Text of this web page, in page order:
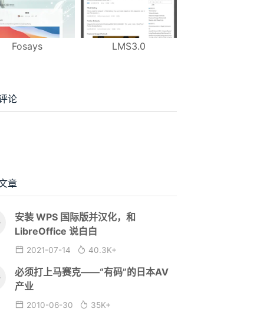
Fosays LMS3.0
论
章
安装 WPS 国际版并汉化，和
LibreOffice 说白白
2021-07-14 40.3K+
必须打上马赛克——“有码”的日本AV
产业
2010-06-30 35K+